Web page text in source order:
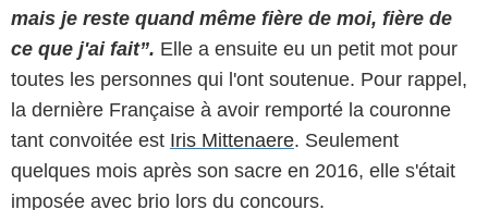
mais je reste quand même fière de moi, fière de
ce que j'ai fait”. Elle a ensuite eu un petit mot pour
toutes les personnes qui l'ont soutenue. Pour rappel,
la dernière Française à avoir remporté la couronne
tant convoitée est Iris Mittenaere. Seulement
quelques mois après son sacre en 2016, elle s'était
imposée avec brio lors du concours.